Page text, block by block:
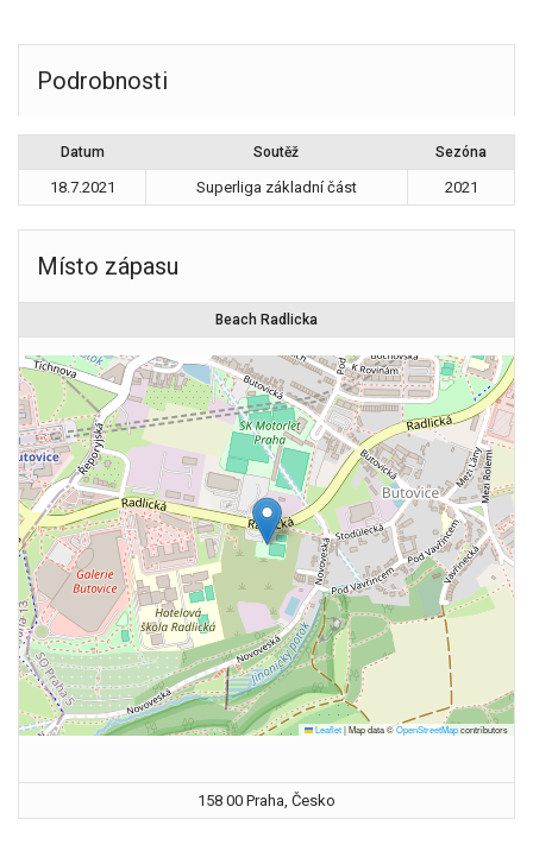
Podrobnosti
Datum Soutěž Sezóna
18.7.2021 Superliga základní část 2021
Místo zápasu
Beach Radlicka
Leaflet|Map data ©OpenStreetMapcontributors
158 00 Praha, Česko